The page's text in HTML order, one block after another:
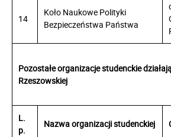
14
Koło Naukowe Polityki
Bezpieczeństwa Państwa
Pozostałe organizacje studenckie
Rzeszowskiej
L.
p.
Nazwa organizacji studenckiej